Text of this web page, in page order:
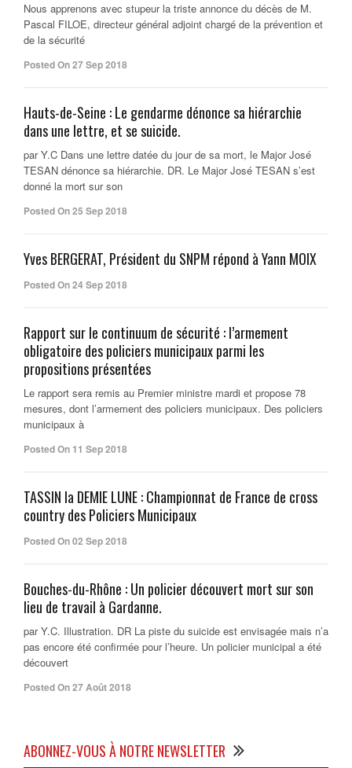
Nous apprenons avec stupeur la triste annonce du décès de M.
Pascal FILOE, directeur général adjoint chargé de la prévention et
de la sécurité
Posted On 27 Sep 2018
Hauts-de-Seine : Le gendarme dénonce sa hiérarchie
dans une lettre, et se suicide.
par Y.C Dans une lettre datée du jour de sa mort, le Major José
TESAN dénonce sa hiérarchie. DR. Le Major José TESAN s’est
donné la mort sur son
Posted On 25 Sep 2018
Yves BERGERAT, Président du SNPM répond à Yann MOIX
Posted On 24 Sep 2018
Rapport sur le continuum de sécurité : l’armement
obligatoire des policiers municipaux parmi les
propositions présentées
Le rapport sera remis au Premier ministre mardi et propose 78
mesures, dont l’armement des policiers municipaux. Des policiers
municipaux à
Posted On 11 Sep 2018
TASSIN la DEMIE LUNE : Championnat de France de cross
country des Policiers Municipaux
Posted On 02 Sep 2018
Bouches-du-Rhône : Un policier découvert mort sur son
lieu de travail à Gardanne.
par Y.C. Illustration. DR La piste du suicide est envisagée mais n’a
pas encore été confirmée pour l’heure. Un policier municipal a été
découvert
Posted On 27 Août 2018
ABONNEZ-VOUS À NOTRE NEWSLETTER